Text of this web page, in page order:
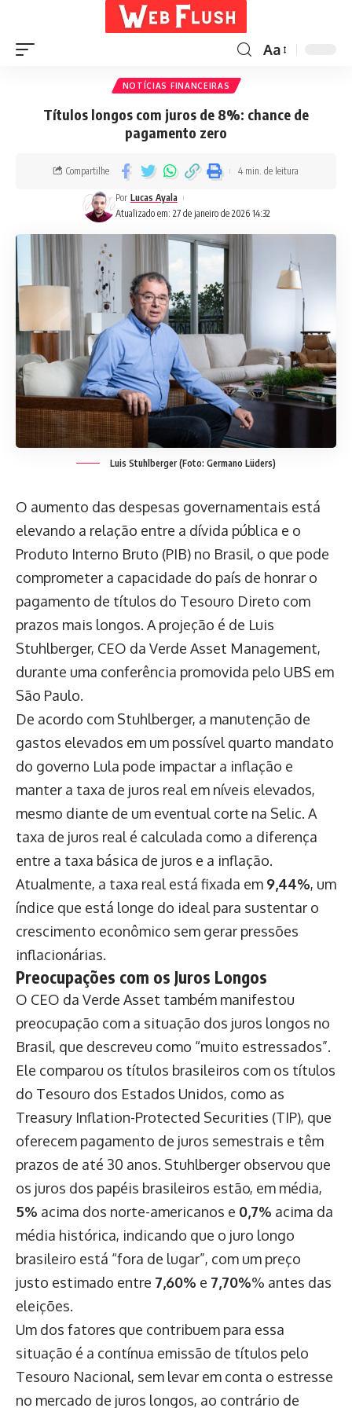
Aa
NOTÍCIAS FINANCEIRAS
Títulos longos com juros de 8%: chance de
pagamento zero
Atualizado em: 27 de janeiro de 2026 14:32
Por Lucas Ayala
Compartilhe 4 min. de leitura
Luis Stuhlberger (Foto: Germano Lüders)
O aumento das despesas governamentais está
elevando a relação entre a dívida pública e o
Produto Interno Bruto (PIB) no Brasil, o que pode
comprometer a capacidade do país de honrar o
pagamento de títulos do Tesouro Direto com
prazos mais longos. A projeção é de Luis
Stuhlberger, CEO da Verde Asset Management,
durante uma conferência promovida pelo UBS em
São Paulo.
De acordo com Stuhlberger, a manutenção de
gastos elevados em um possível quarto mandato
do governo Lula pode impactar a inflação e
manter a taxa de juros real em níveis elevados,
mesmo diante de um eventual corte na Selic. A
taxa de juros real é calculada como a diferença
entre a taxa básica de juros e a inflação.
Atualmente, a taxa real está fixada em 9,44%, um
índice que está longe do ideal para sustentar o
crescimento econômico sem gerar pressões
inflacionárias.
Preocupações com os Juros Longos
O CEO da Verde Asset também manifestou
preocupação com a situação dos juros longos no
Brasil, que descreveu como “muito estressados”.
Ele comparou os títulos brasileiros com os títulos
do Tesouro dos Estados Unidos, como as
Treasury Inflation-Protected Securities (TIP), que
oferecem pagamento de juros semestrais e têm
prazos de até 30 anos. Stuhlberger observou que
os juros dos papéis brasileiros estão, em média,
5% acima dos norte-americanos e 0,7% acima da
média histórica, indicando que o juro longo
brasileiro está “fora de lugar”, com um preço
justo estimado entre 7,60% e 7,70%% antes das
eleições.
Um dos fatores que contribuem para essa
situação é a contínua emissão de títulos pelo
Tesouro Nacional, sem levar em conta o estresse
no mercado de juros longos, ao contrário de